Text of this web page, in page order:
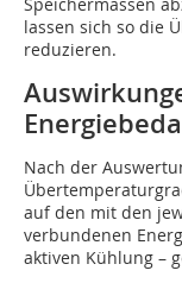
lassen sich so die
reduzieren.
Nach der
auf den mit den
verbundenen
aktiven Kühlung –